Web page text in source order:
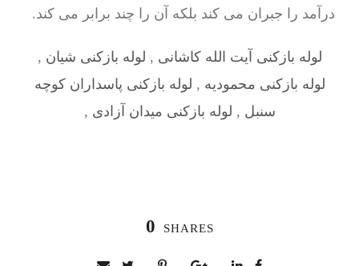
درآمد را جبران می کند بلکه آن را چند برابر می کند.
لوله بازکنی آيت الله كاشانی , لوله بازکنی شیان ,
لوله بازکنی محمودیه , لوله بازکنی پاسداران کوچه
سنبل , لوله بازکنی میدان آزادی ,
0 SHARES